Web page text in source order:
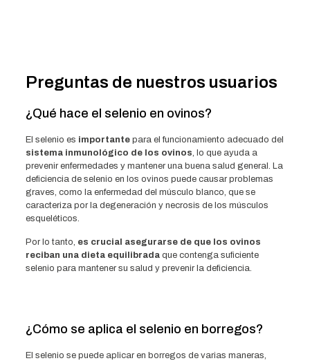
Preguntas de nuestros usuarios
¿Qué hace el selenio en ovinos?
El selenio es importantepara el funcionamiento adecuado del
sistema inmunológico de los ovinos, lo que ayuda a
prevenir enfermedades y mantener una buena salud general. La
deficiencia de selenio en los ovinos puede causar problemas
graves, como la enfermedad del músculo blanco, que se
caracteriza por la degeneración y necrosis de los músculos
esqueléticos.
Por lo tanto, es crucial asegurarse de que los ovinos
reciban una dieta equilibradaque contenga suficiente
selenio para mantener su salud y prevenir la deficiencia.
¿Cómo se aplica el selenio en borregos?
El selenio se puede aplicar en borregos de varias maneras,